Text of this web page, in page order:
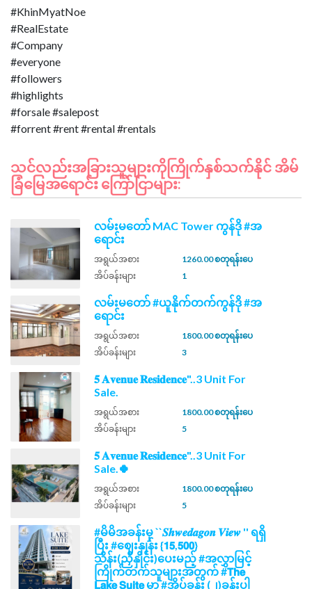
#KhinMyatNoe
#RealEstate
#Company
#everyone
#followers
#highlights
#forsale #salepost
သင်လည်းအခြားသူများကိုကြိုက်နှစ်သက်နိုင် အိမ်
ခြံမြေအရောင်း ကြော်ငြာများ:
လမ်းမတော် MAC Tower ကွန်ဒို #အ
ရောင်း
အရွယ်အစား
1260.00 စတုရန်းပေ
အိပ်ခန်းများ
1
လမ်းမတော် #ယူနိုက်တက်ကွန်ဒို #အ
ရောင်း
အရွယ်အစား
1800.00 စတုရန်းပေ
အိပ်ခန်းများ
3
𝟓 𝐀𝐯𝐞𝐧𝐮𝐞 𝐑𝐞𝐬𝐢𝐝𝐞𝐧𝐜𝐞"..3 Unit For
Sale.
အရွယ်အစား
1800.00 စတုရန်းပေ
အိပ်ခန်းများ
5
𝟓 𝐀𝐯𝐞𝐧𝐮𝐞 𝐑𝐞𝐬𝐢𝐝𝐞𝐧𝐜𝐞"..3 Unit For
Sale.🍀
အရွယ်အစား
1800.00 စတုရန်းပေ
အိပ်ခန်းများ
5
#မိမိအခန်းမှ ``𝑺𝒉𝒘𝒆𝒅𝒂𝒈𝒐𝒏 𝑽𝒊𝒆𝒘 '' ရရှိ
ပြီး #ဈေးနှုန်း {𝟭𝟱,𝟱𝟬𝟬}
သိန်း(ညှိနှိုင်း)ပေးမည့် #အလွှာမြင့်
ကြိုက်တက်သူများအတွက် #𝗧𝗵𝗲
𝗟𝗮𝗸𝗲 𝗦𝘂𝗶𝘁𝗲 မှာ #အိပ်ခန်း (၂)ခန်းပါ